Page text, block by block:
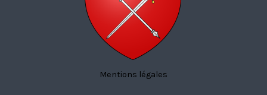
Mentions légales